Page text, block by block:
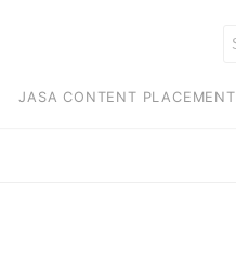
JASA CONTENT PLACEMENT